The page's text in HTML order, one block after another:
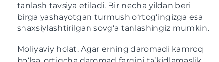
tanlash tavsiya etiladi. Bir necha yildan beri
birga yashayotgan turmush o‘rtog‘ingizga esa
shaxsiylashtirilgan sovg‘a tanlashingiz mumkin.
Moliyaviy holat. Agar erning daromadi kamroq